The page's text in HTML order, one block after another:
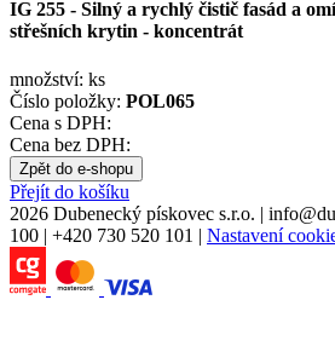
IG 255 - Silný a rychlý čistič fasád a
střešních krytin - koncentrát
množství: ks
Číslo položky: POL065
Cena s DPH:
Cena bez DPH:
Zpět do e-shopu
Přejít do košíku
2026 Dubenecký pískovec s.r.o. | info@
100 | +420 730 520 101 | Nastavení